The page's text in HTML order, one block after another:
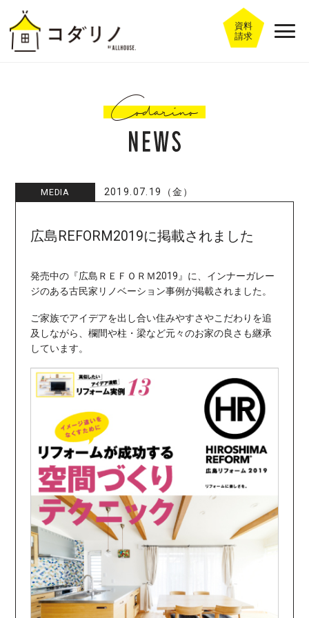
資料
請求
MEDIA 2019.07.19（金）
広島REFORM2019に掲載されました
発売中の『広島ＲＥＦＯＲＭ2019』に、インナーガレー
ジのある古民家リノベーション事例が掲載されました。
ご家族でアイデアを出し合い住みやすさやこだわりを追
及しながら、欄間や柱・梁など元々のお家の良さも継承
しています。